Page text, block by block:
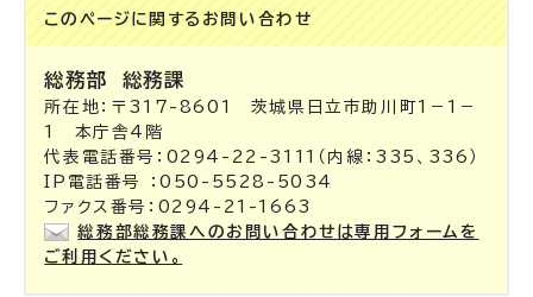
このページに関する お問い合わせ
総務部 総務課
所在地：〒317-8601 茨城県日立市助川町1－1－
1 本庁舎4階
代表電話番号：0294-22-3111（内線：335、336）
IP電話番号 ：050-5528-5034
ファクス番号：0294-21-1663
総務部総務課へのお問い合わせは専用フォームを
ご利用ください。